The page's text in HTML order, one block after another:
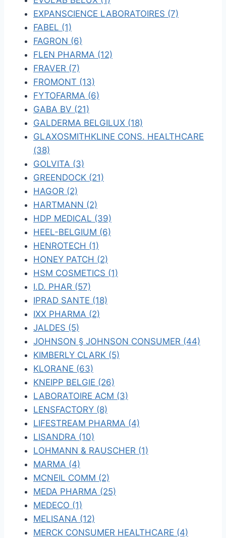
EXPANSCIENCE LABORATOIRES (7)
FABEL (1)
FAGRON (6)
FLEN PHARMA (12)
FRAVER (7)
FROMONT (13)
FYTOFARMA (6)
GABA BV (21)
GALDERMA BELGILUX (18)
GLAXOSMITHKLINE CONS. HEALTHCARE
(38)
GOLVITA (3)
GREENDOCK (21)
HAGOR (2)
HARTMANN (2)
HDP MEDICAL (39)
HEEL-BELGIUM (6)
HENROTECH (1)
HONEY PATCH (2)
HSM COSMETICS (1)
I.D. PHAR (57)
IPRAD SANTE (18)
IXX PHARMA (2)
JALDES (5)
JOHNSON § JOHNSON CONSUMER (44)
KIMBERLY CLARK (5)
KLORANE (63)
KNEIPP BELGIE (26)
LABORATOIRE ACM (3)
LENSFACTORY (8)
LIFESTREAM PHARMA (4)
LISANDRA (10)
LOHMANN & RAUSCHER (1)
MARMA (4)
MCNEIL COMM (2)
MEDA PHARMA (25)
MEDECO (1)
MELISANA (12)
MERCK CONSUMER HEALTHCARE (4)